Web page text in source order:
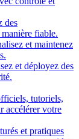
des
fiable.
et maintenez
et déployez des
tutoriels,
accélérer votre
et pratiques